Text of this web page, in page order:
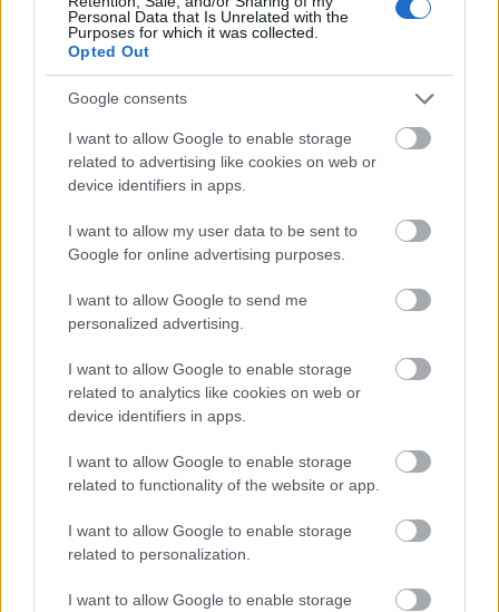
Personal Data that Is Unrelated with the
Purposes for which it was collected.
Opted Out
Google consents
I want to allow Google to enable storage
related to advertising like cookies on web or
device identifiers in apps.
I want to allow my user data to be sent to
Google for online advertising purposes.
I want to allow Google to send me
personalized advertising.
I want to allow Google to enable storage
related to analytics like cookies on web or
device identifiers in apps.
I want to allow Google to enable storage
related to functionality of the website or app.
I want to allow Google to enable storage
related to personalization.
I want to allow Google to enable storage
Csótányok...
Arthur Arthurus •2019. május 20.
Bangkok, gyilkosság, mocsok... mi köze mindehhez
egy norvég alkoholista nyomozónak?